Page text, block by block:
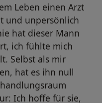
Leben einen Arzt
und unpersönlich
hat dieser Mann
ich fühlte mich
Selbst als mir
hat es ihn null
Ich hoffe für sie,